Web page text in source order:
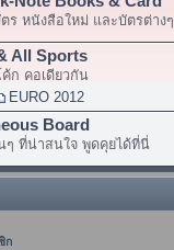
ร หนังสือใหม่ และบัตรต่างๆ
All Sports
ก คอเดียวกัน
EURO 2012
Board
ๆ ที่น่าสนใจ พูดคุยได้ที่นี่
ก